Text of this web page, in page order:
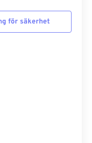
för säkerhet